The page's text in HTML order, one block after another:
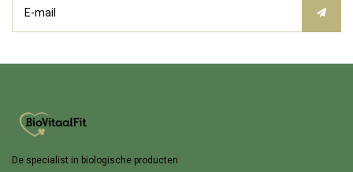
De specialist in biologische producten